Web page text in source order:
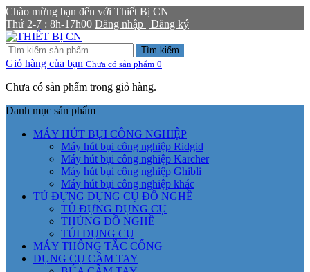
Chào mừng bạn đến với Thiết Bị CN
Thứ 2-7 : 8h-17h00 Đăng nhập | Đăng ký
Tìm kiếm
Giỏ hàng của bạn Chưa có sản phẩm 0
Chưa có sản phẩm trong giỏ hàng.
Danh mục sản phẩm
MÁY HÚT BỤI CÔNG NGHIỆP
Máy hút bụi công nghiệp Ridgid
Máy hút bụi công nghiệp Karcher
Máy hút bụi công nghiệp Ghibli
Máy hút bụi công nghiệp khác
TỦ ĐỰNG DỤNG CỤ ĐỒ NGHỀ
TỦ ĐỰNG DỤNG CỤ
THÙNG ĐỒ NGHỀ
TÚI DỤNG CỤ
MÁY THÔNG TẮC CỐNG
DỤNG CỤ CẦM TAY